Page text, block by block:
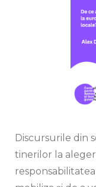
Discursurile din
tinerilor la